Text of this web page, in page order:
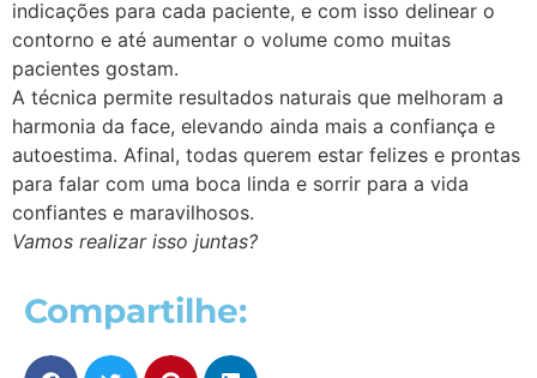
indicações para cada paciente, e com isso delinear o
contorno e até aumentar o volume como muitas
pacientes gostam.
A técnica permite resultados naturais que melhoram a
harmonia da face, elevando ainda mais a confiança e
autoestima. Afinal, todas querem estar felizes e prontas
para falar com uma boca linda e sorrir para a vida
confiantes e maravilhosos.
Vamos realizar isso juntas?
Compartilhe: